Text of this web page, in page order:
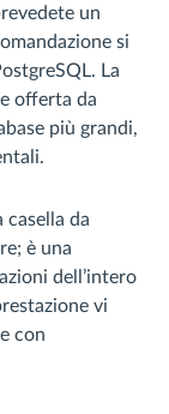
un
si
La
offerta da
più grandi,
casella da
è una
dell’intero
vi
con